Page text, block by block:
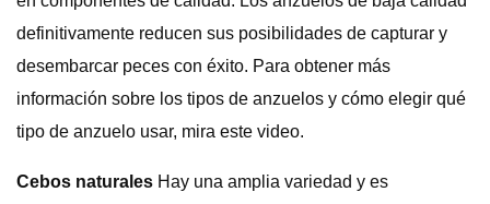
definitivamente reducen sus posibilidades de capturar y
desembarcar peces con éxito. Para obtener más
información sobre los tipos de anzuelos y cómo elegir qué
tipo de anzuelo usar, mira este video.
Cebos naturales Hay una amplia variedad y es